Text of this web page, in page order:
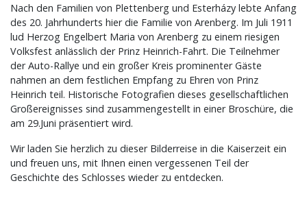
Nach den Familien von Plettenberg und Esterházy lebte Anfang
des 20. Jahrhunderts hier die Familie von Arenberg. Im Juli 1911
lud Herzog Engelbert Maria von Arenberg zu einem riesigen
Volksfest anlässlich der Prinz Heinrich-Fahrt. Die Teilnehmer
der Auto-Rallye und ein großer Kreis prominenter Gäste
nahmen an dem festlichen Empfang zu Ehren von Prinz
Heinrich teil. Historische Fotografien dieses gesellschaftlichen
Großereignisses sind zusammengestellt in einer Broschüre, die
am 29.Juni präsentiert wird.
Wir laden Sie herzlich zu dieser Bilderreise in die Kaiserzeit ein
und freuen uns, mit Ihnen einen vergessenen Teil der
Geschichte des Schlosses wieder zu entdecken.